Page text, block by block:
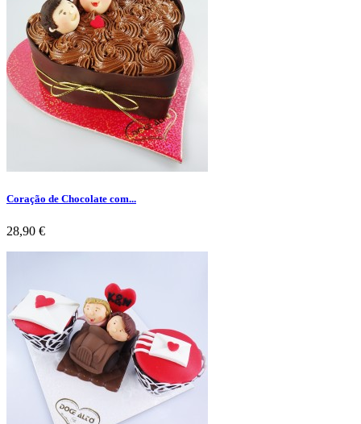
Coração de Chocolate com...
Preço
28,90 €